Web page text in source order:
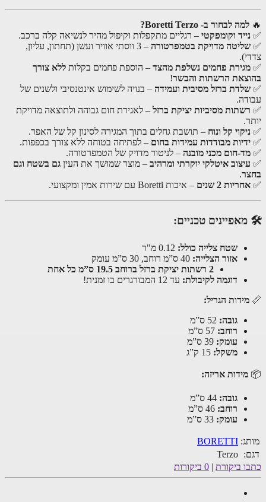
למה לבחור ב- Boretti Terzo?
נייד וקומפקטי– רגליים מתקפלות וקיפול מהיר לנשיאה קלה ברכב.
שליטה מדויקת בטמפרטורה
– 3 ווסתי אוויר ועשן (תחתון, עליון,
מגירת פחמים נשלפת מהצד– הוספת פחמים בקלותללא צורך
הרשתות והבשר!
שלדת ברזל מסיבית ועמידה– בנויה לשימוש אינטנסיבי ולשנים של
רשתות מסיביות יציקת ברזל – לאגירת חום גבוהה ולתוצאה מדויקת
ניקוי קל ונוח– תושבת גחלים בתוך המגירה לסינון קל של האפר.
ידיות מבודדות עמידות בחום– לפתיחה בטוחה ללא צורך בכפפות.
מד-חום מכני מובנה– לניטור מדויק של הטמפרטורה.
עיצוב איטלקי יוקרתי ומרהיב– מוצר שמושך את העיןגם בשטח וגם
.
אחריות 2 שנים
– איכות Boretti עם שירות אמין ומקצועי.
טכניים:
שטח צלייה כולל:0.12 מ"ר
אזור הצלייה:40 ס”מ רוחב, 30 ס”מ עומק
דוגמה לקיבולת:עד 12 המבורגרים בו זמנית!
מידות הגריל:
גובה:52 ס”מ
רוחב:57 ס”מ
עומק:39 ס”מ
משקל:15 ק”ג
מידות אריזה:
גובה:44 ס”מ
רוחב:46 ס”מ
עומק:33 ס”מ
BORETTI
Terzo
ביקורת|0 ביקורות